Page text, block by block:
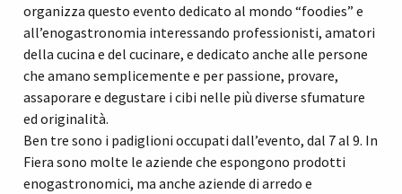
organizza questo evento dedicato al mondo “foodies” e
all’enogastronomia interessando professionisti, amatori
della cucina e del cucinare, e dedicato anche alle persone
che amano semplicemente e per passione, provare,
assaporare e degustare i cibi nelle più diverse sfumature
ed originalità.
Ben tre sono i padiglioni occupati dall’evento, dal 7 al 9. In
Fiera sono molte le aziende che espongono prodotti
enogastronomici, ma anche aziende di arredo e